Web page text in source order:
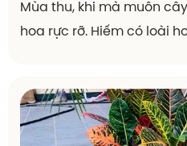
Mùa thu, khi mà muôn
hoa rực rỡ. Hiếm có loài